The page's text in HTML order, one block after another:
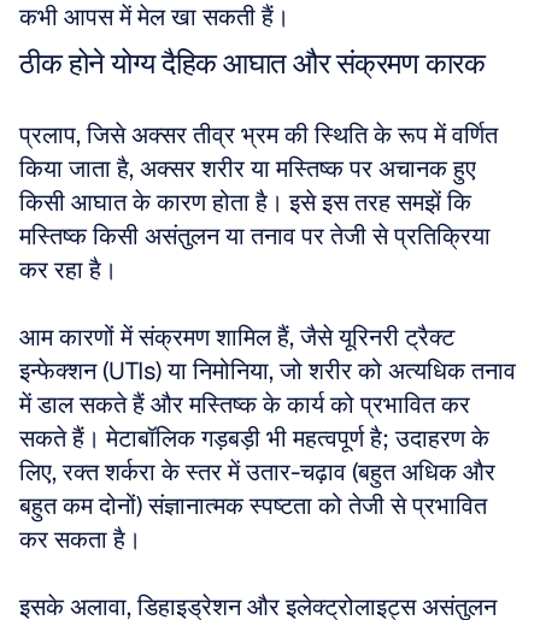
कभी आपस में मेल खा सकती हैं।
ठीक होने योग्य दैहिक आघात और संक्रमण कारक
प्रलाप, जिसे अक्सर तीव्र भ्रम की स्थिति के रूप में वर्णित
किया जाता है, अक्सर शरीर या मस्तिष्क पर अचानक हुए
किसी आघात के कारण होता है। इसे इस तरह समझें कि
मस्तिष्क किसी असंतुलन या तनाव पर तेजी से प्रतिक्रिया
कर रहा है।
आम कारणों में संक्रमण शामिल हैं, जैसे यूरिनरी ट्रैक्ट
इन्फेक्शन (UTIs) या निमोनिया, जो शरीर को अत्यधिक तनाव
में डाल सकते हैं और मस्तिष्क के कार्य को प्रभावित कर
सकते हैं। मेटाबॉलिक गड़बड़ी भी महत्वपूर्ण है; उदाहरण के
लिए, रक्त शर्करा के स्तर में उतार-चढ़ाव (बहुत अधिक और
बहुत कम दोनों) संज्ञानात्मक स्पष्टता को तेजी से प्रभावित
कर सकता है।
इसके अलावा, डिहाइड्रेशन और इलेक्ट्रोलाइट्स असंतुलन